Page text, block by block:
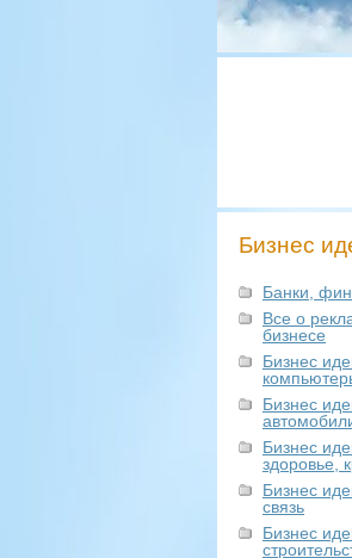
Бизнес
Банки,
Все о
бизнесе
Бизнес
Бизнес
Бизнес
здоровье,
Бизнес
связь
Бизнес